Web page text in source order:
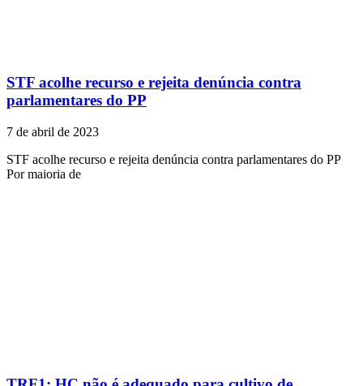
STF acolhe recurso e rejeita denúncia contra
parlamentares do PP
7 de abril de 2023
STF acolhe recurso e rejeita denúncia contra parlamentares do PP
Por maioria de